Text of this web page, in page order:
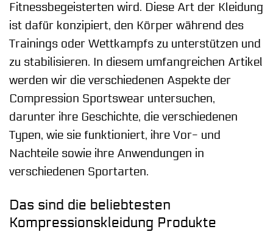
Fitnessbegeisterten wird. Diese Art der Kleidung
ist dafür konzipiert, den Körper während des
Trainings oder Wettkampfs zu unterstützen und
zu stabilisieren. In diesem umfangreichen Artikel
werden wir die verschiedenen Aspekte der
Compression Sportswear untersuchen,
darunter ihre Geschichte, die verschiedenen
Typen, wie sie funktioniert, ihre Vor- und
Nachteile sowie ihre Anwendungen in
verschiedenen Sportarten.
Das sind die beliebtesten
Kompressionskleidung Produkte